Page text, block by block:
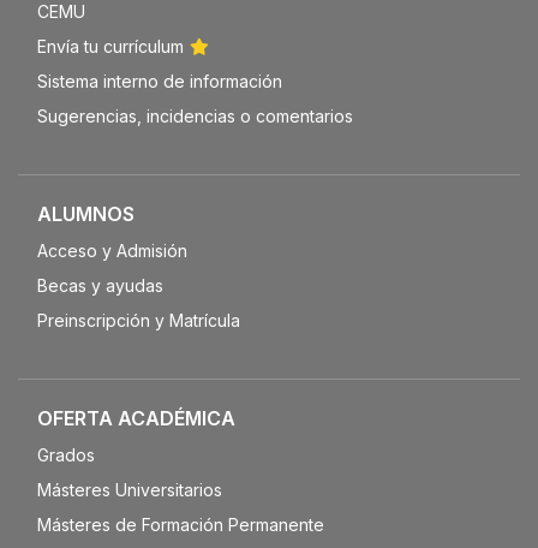
CEMU
Envía tu currículum
Sistema interno de información
Sugerencias, incidencias o comentarios
ALUMNOS
Acceso y Admisión
Becas y ayudas
Preinscripción y Matrícula
OFERTA ACADÉMICA
Grados
Másteres Universitarios
Másteres de Formación Permanente